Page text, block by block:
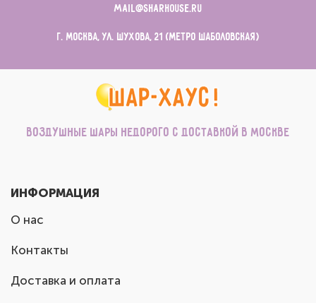
mail@sharhouse.ru
г. Москва, ул. Шухова, 21 (метро Шаболовская)
Воздушные шары недорого с доставкой в Москве
ИНФОРМАЦИЯ
О нас
Контакты
Доставка и оплата